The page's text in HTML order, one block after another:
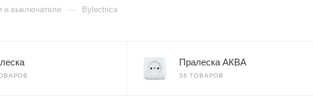
и выключатели — Bylectrica
Пралеска АКВА
36 ТОВАРОВ